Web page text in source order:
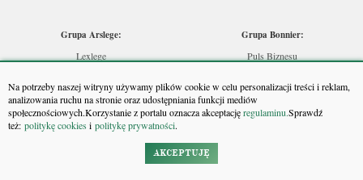
Na potrzeby naszej witryny używamy plików cookie w celu personalizacji treści i reklam,
analizowania ruchu na stronie oraz udostępniania funkcji mediów
społecznościowych.Korzystanie z portalu oznacza akceptacjęregulaminu.Sprawdź
też: politykę cookiesi politykę prywatności.
AKCEPTUJĘ
Grupa Arslege:
Lexlege
Skarbowcy
Urzędnik
Rzeczoznawca
Grupa Bonnier:
Puls Biznesu
Puls Medycyny
Monitor Firm